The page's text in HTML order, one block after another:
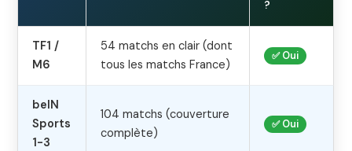
?
TF1 /
M6
54 matchs en clair (dont
tous les matchs France)
✅ Oui
beIN
Sports
1-3
104 matchs (couverture
complète)
✅ Oui